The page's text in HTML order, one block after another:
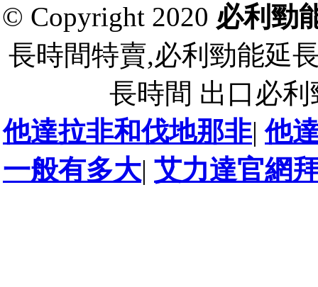
© Copyright 2020 必利勁
長時間特賣,必利勁能延
長時間 出口必
他達拉非和伐地那非|他
一般有多大| 艾力達官網